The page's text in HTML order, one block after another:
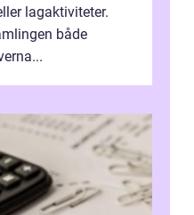
lagaktiviteter.
både